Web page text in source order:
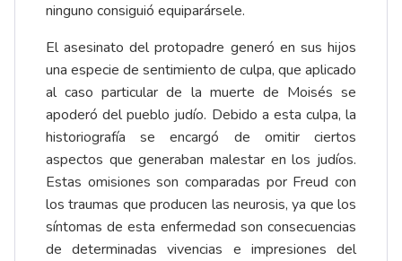
ninguno consiguió equiparársele.
El asesinato del protopadre generó en sus hijos
una especie de sentimiento de culpa, que aplicado
al caso particular de la muerte de Moisés se
apoderó del pueblo judío. Debido a esta culpa, la
historiografía se encargó de omitir ciertos
aspectos que generaban malestar en los judíos.
Estas omisiones son comparadas por Freud con
los traumas que producen las neurosis, ya que los
síntomas de esta enfermedad son consecuencias
de determinadas vivencias e impresiones del